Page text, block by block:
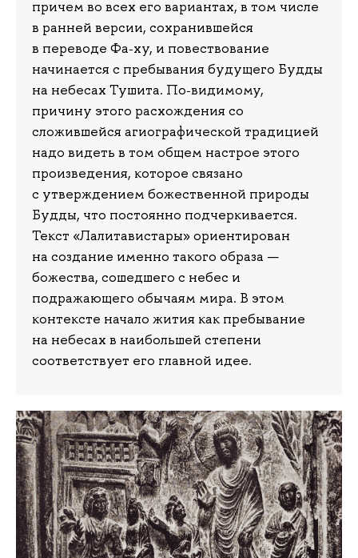
причем во всех его вариантах, в том числе
в ранней версии, сохранившейся
в переводе Фа‑ху, и повествование
начинается с пребывания будущего Будды
на небесах Тушита. По‑видимому,
причину этого расхождения со
сложившейся агиографической традицией
надо видеть в том общем настрое этого
произведения, которое связано
с утверждением божественной природы
Будды, что постоянно подчеркивается.
Текст «Лалитавистары» ориентирован
на создание именно такого образа —
божества, сошедшего с небес и
подражающего обычаям мира. В этом
контексте начало жития как пребывание
на небесах в наибольшей степени
соответствует его главной идее.